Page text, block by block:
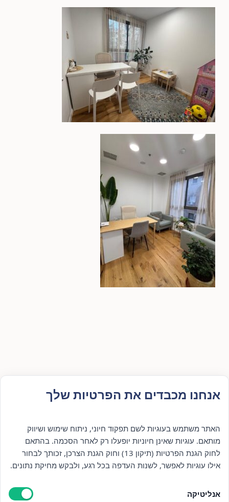
אנחנו מכבדים את הפרטיות שלך
האתר משתמש בעוגיות לשם תפקוד חיוני, ניתוח שימוש ושיווק
מותאם. עוגיות שאינן חיוניות יופעלו רק לאחר הסכמה. בהתאם
לחוק הגנת הפרטיות (תיקון 13) וחוק הגנת הצרכן, זכותך לבחור
אילו עוגיות לאפשר, לשנות העדפה בכל רגע, ולבקש מחיקת נתונים.
אנליטיקה